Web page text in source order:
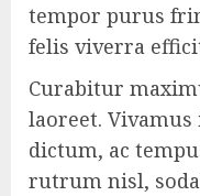
tempor purus
felis viverra
Curabitur
laoreet.
dictum, ac
rutrum nisl,